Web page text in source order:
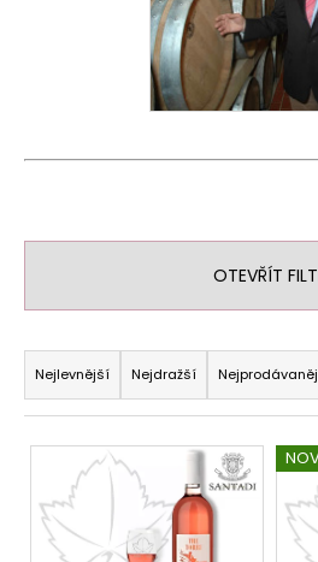
OTEVŘÍT
Ř
a
z
e
Nejlevnější Nejdražší
V
p